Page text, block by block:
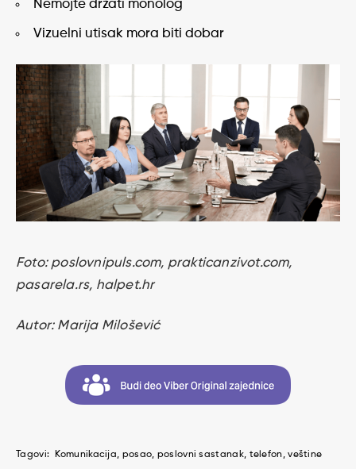
Nemojte držati monolog
Vizuelni utisak mora biti dobar
Foto: poslovnipuls.com, prakticanzivot.com,
pasarela.rs, halpet.hr
Autor: Marija Milošević
Tagovi: Komunikacija posao poslovni sastanak telefon veštine